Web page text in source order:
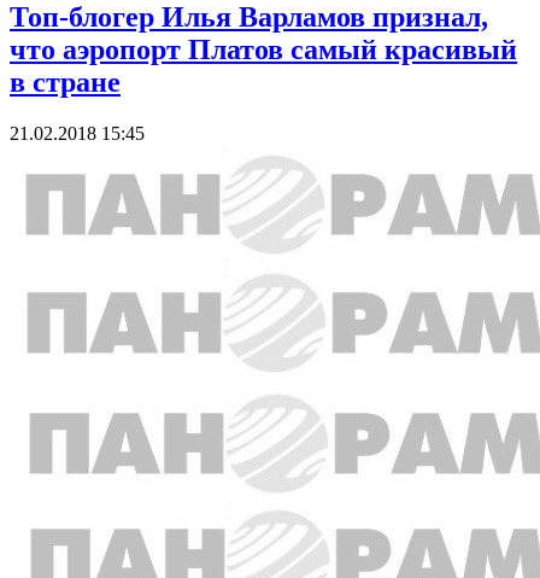
Топ-блогер Илья Варламов признал,
что аэропорт Платов самый красивый
в стране
21.02.2018 15:45